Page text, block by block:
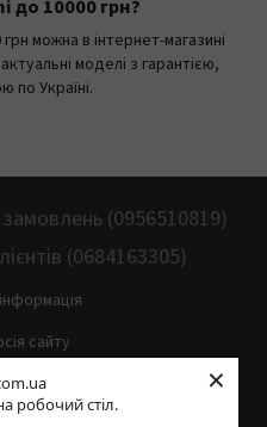
робочий стіл.
×
до 10000 грн?
можна в інтернет-магазині
моделі з гарантією,
по Україні.
(0956510819)
(0684163305)
сайту